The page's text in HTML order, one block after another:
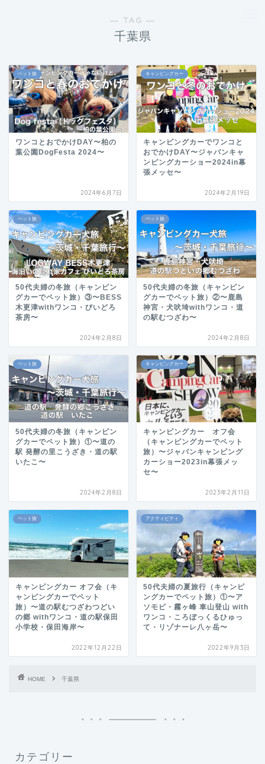
― TAG ―
千葉県
ペット旅
ワンコとおでかけDAY〜柏の
葉公園DogFesta 2024〜
2024年6月7日
キャンピングカー
キャンピングカーでワンコと
おでかけDAY〜ジャパンキャ
ンピングカーショー2024in幕
張メッセ〜
2024年2月19日
ペット旅
50代夫婦の冬旅（キャンピン
グカーでペット旅）③〜BESS
木更津withワンコ・びいどろ
茶房〜
2024年2月8日
ペット旅
50代夫婦の冬旅（キャンピン
グカーでペット旅）②〜鹿島
神宮・犬吠埼withワンコ・道
の駅むつざわ〜
2024年2月8日
ペット旅
50代夫婦の冬旅（キャンピン
グカーでペット旅）①〜道の
駅 発酵の里こうざき・道の駅
いたこ〜
2024年2月8日
キャンピングカー
キャンピングカー オフ会
（キャンピングカーでペット
旅）〜ジャパンキャンピング
カーショー2023in幕張メッ
セ〜
2023年2月11日
ペット旅
キャンピングカー オフ会（キ
ャンピングカーでペット
旅）〜道の駅むつざわつどい
の郷 withワンコ・道の駅保田
小学校・保田海岸〜
2022年12月22日
アクティビティ
50代夫婦の夏旅行（キャンピ
ングカーでペット旅）①〜ア
ソモビ・霧ヶ峰 車山登山 with
ワンコ・ころぼっくるひゅっ
て・リゾナーレ八ヶ岳〜
2022年9月3日
HOME 千葉県
カテゴリー